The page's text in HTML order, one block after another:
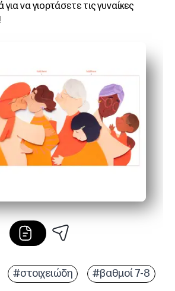
να γιορτάσετε τις γυναίκες
τα παιδιά βήματα κρατούν τα μικρά
πάνελ σάς επιτρέπουν να
αντιπροσωπεύει την προβολή
#στοιχειώδη #βαθμοί 7-8